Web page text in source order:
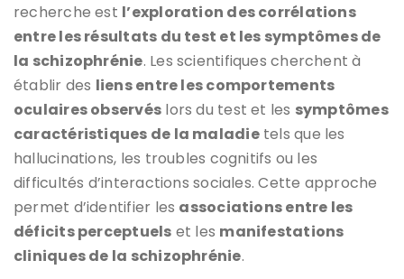
recherche est l’exploration des corrélations
entre les résultats du test et les symptômes de
la schizophrénie. Les scientifiques cherchent à
établir des liens entre les comportements
oculaires observés lors du test et les symptômes
caractéristiques de la maladietels que les
hallucinations, les troubles cognitifs ou les
difficultés d’interactions sociales. Cette approche
permet d’identifier les associations entre les
déficits perceptuels et les manifestations
cliniques de la schizophrénie.